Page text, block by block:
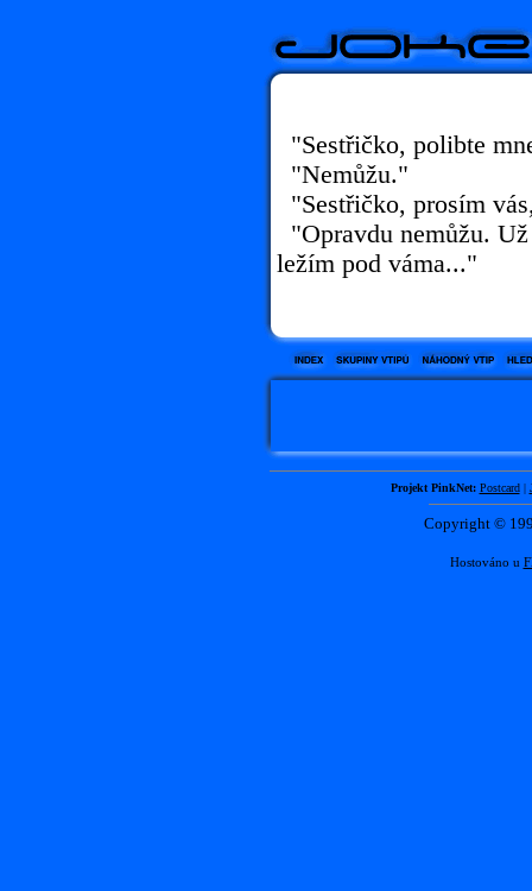
"Sestřičko, polibte
"Nemůžu."
"Sestřičko, prosím
"Opravdu nemůžu.
ležím pod váma..."
Projekt PinkNet: Postcard|
Copyright ©
Hostováno u